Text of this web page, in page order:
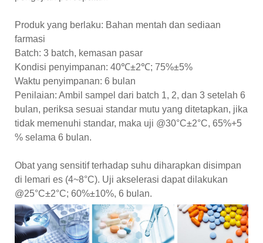
Produk yang berlaku: Bahan mentah dan sediaan
farmasi
Batch: 3 batch, kemasan pasar
Kondisi penyimpanan: 40℃±2℃; 75%±5%
Waktu penyimpanan: 6 bulan
Penilaian: Ambil sampel dari batch 1, 2, dan 3 setelah 6
bulan, periksa sesuai standar mutu yang ditetapkan, jika
tidak memenuhi standar, maka uji @30°C±2°C, 65%+5
% selama 6 bulan.
Obat yang sensitif terhadap suhu diharapkan disimpan
di lemari es (4~8°C). Uji akselerasi dapat dilakukan
@25°C±2°C; 60%±10%, 6 bulan.